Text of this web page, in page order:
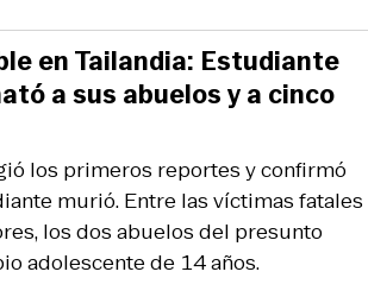
los primeros reportes y confirmó
murió. Entre las víctimas fatales
los dos abuelos del presunto
adolescente de 14 años.
en Tailandia: Estudiante
a sus abuelos y a cinco